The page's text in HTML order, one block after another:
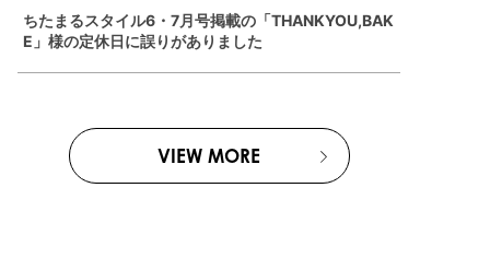
東浦町,常滑市 ,武豊町,美浜町,南知多町
ちたまるスタイル6・7月号掲載の「THANKYOU,BAK
E」様の定休日に誤りがありました
VIEW MORE